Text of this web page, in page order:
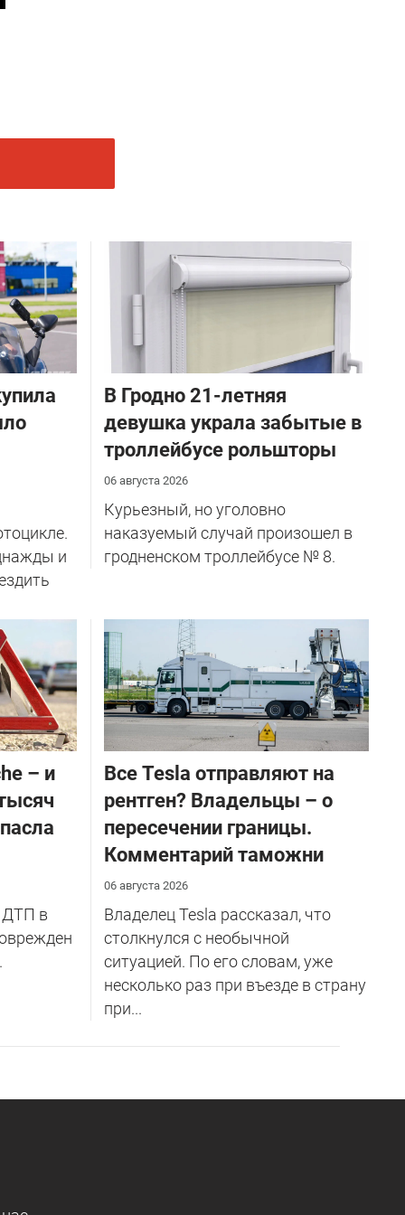
и
В Гродно 21-летняя
девушка украла забытые в
троллейбусе рольшторы
06 августа 2026
Курьезный, но уголовно
наказуемый случай произошел в
гродненском троллейбусе № 8.
– и
ДТП в
Все Tesla отправляют на
рентген? Владельцы – о
пересечении границы.
Комментарий таможни
06 августа 2026
Владелец Tesla рассказал, что
столкнулся с необычной
ситуацией. По его словам, уже
несколько раз при въезде в страну
при...